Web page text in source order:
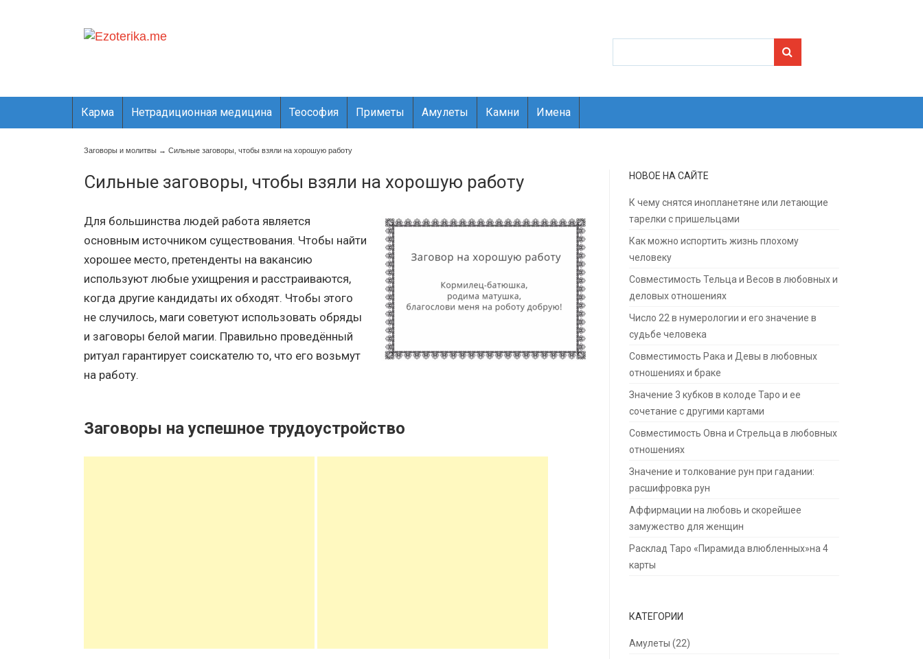
Карма Нетрадиционная медицина Теософия Приметы Амулеты Камни Имена
Заговоры и молитвы → Сильные заговоры, чтобы взяли на хорошую работу
Сильные заговоры, чтобы взяли на хорошую работу
Для большинства людей работа является
основным источником существования. Чтобы найти
хорошее место, претенденты на вакансию
используют любые ухищрения и расстраиваются,
когда другие кандидаты их обходят. Чтобы этого
не случилось, маги советуют использовать обряды
и заговоры белой магии. Правильно проведённый
ритуал гарантирует соискателю то, что его возьмут
на работу.
Заговоры на успешное трудоустройство
НОВОЕ НА САЙТЕ
К чему снятся инопланетяне или летающие
тарелки с пришельцами
Как можно испортить жизнь плохому
человеку
Совместимость Тельца и Весов в любовных и
деловых отношениях
Число 22 в нумерологии и его значение в
судьбе человека
Совместимость Рака и Девы в любовных
отношениях и браке
Значение 3 кубков в колоде Таро и ее
сочетание с другими картами
Совместимость Овна и Стрельца в любовных
отношениях
Значение и толкование рун при гадании:
расшифровка рун
Аффирмации на любовь и скорейшее
замужество для женщин
Расклад Таро «Пирамида влюбленных»на 4
карты
КАТЕГОРИИ
Амулеты (22)